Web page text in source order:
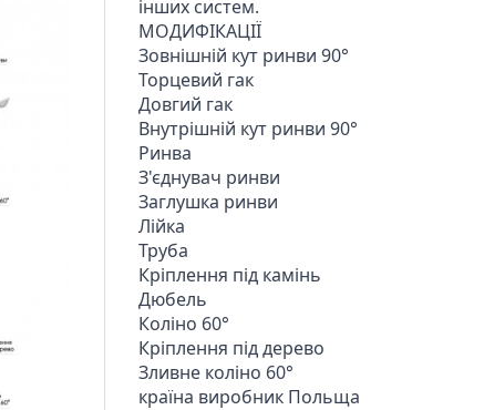
інших систем.
МОДИФІКАЦІЇ
Зовнішній кут ринви 90°
Торцевий гак
Довгий гак
Внутрішній кут ринви 90°
Ринва
З'єднувач ринви
Заглушка ринви
Лійка
Труба
Кріплення під камінь
Дюбель
Коліно 60°
Кріплення під дерево
Зливне коліно 60°
країна виробник Польща